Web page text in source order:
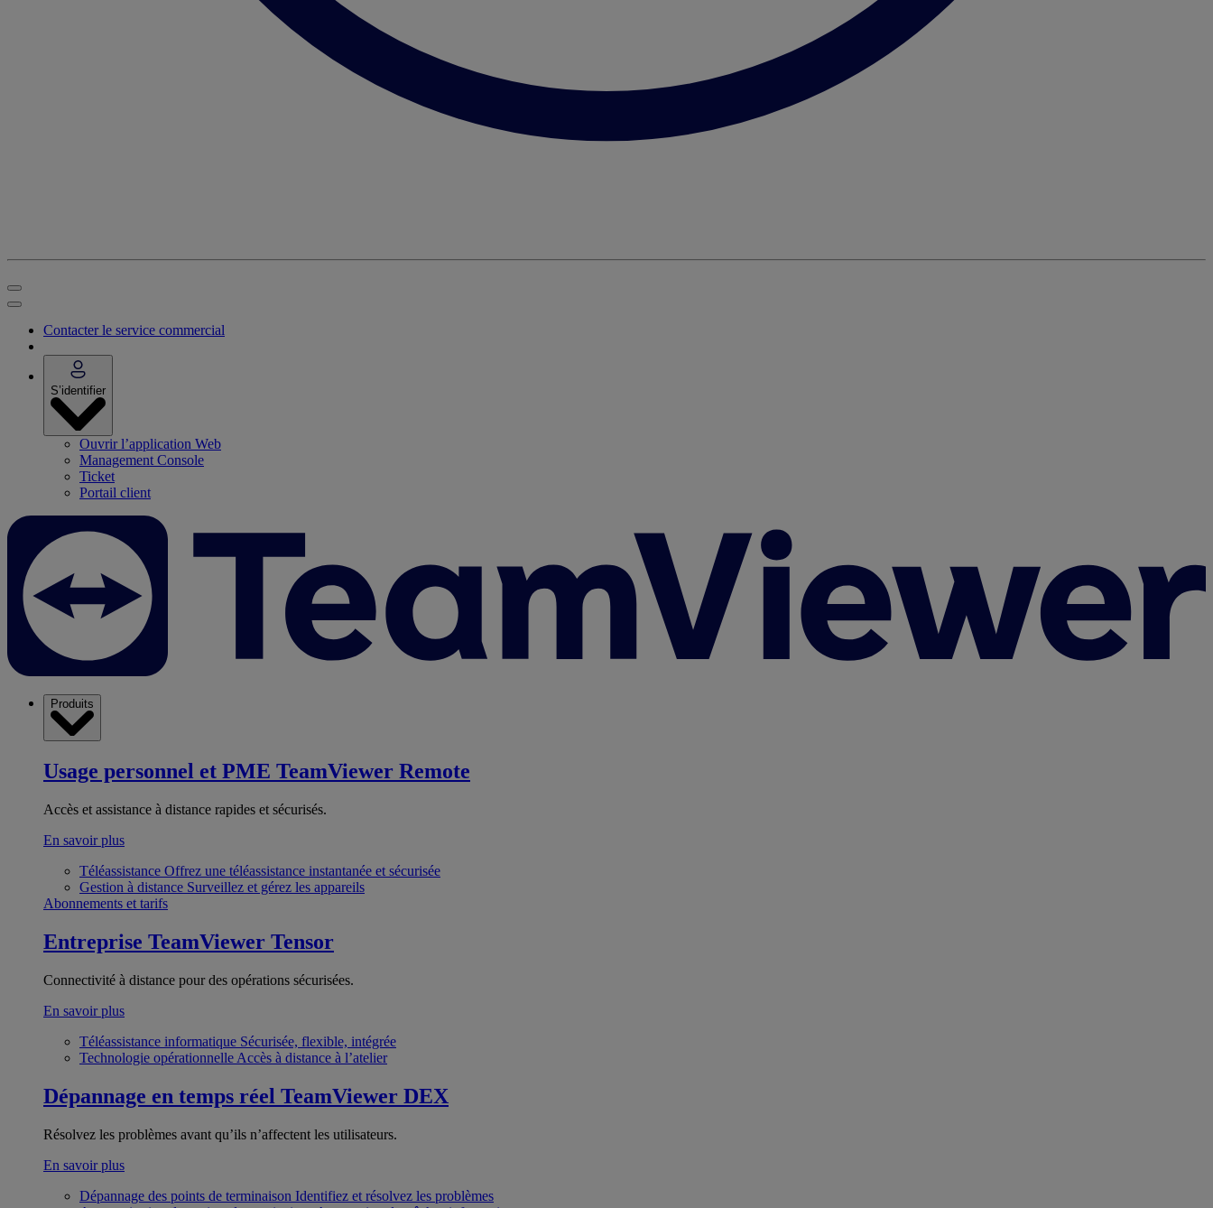
Contacter le service commercial
S’identifier
Ouvrir l’application Web
Management Console
Ticket
Portail client
Produits
Usage personnel et PME TeamViewer Remote
Accès et assistance à distance rapides et sécurisés.
En savoir plus
Téléassistance Offrez une téléassistance instantanée et sécurisée
Gestion à distance Surveillez et gérez les appareils
Abonnements et tarifs
Entreprise TeamViewer Tensor
Connectivité à distance pour des opérations sécurisées.
En savoir plus
Téléassistance informatique Sécurisée, flexible, intégrée
Technologie opérationnelle Accès à distance à l’atelier
Dépannage en temps réel TeamViewer DEX
Résolvez les problèmes avant qu’ils n’affectent les utilisateurs.
En savoir plus
Dépannage des points de terminaison Identifiez et résolvez les problèmes